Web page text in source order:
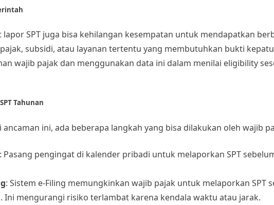
SPT juga bisa kehilangan kesempatan untuk mendapatkan
subsidi, atau layanan tertentu yang membutuhkan bukti
wajib pajak dan menggunakan data ini dalam menilai eligibility
Tahunan
ini, ada beberapa langkah yang bisa dilakukan oleh wajib
: Pasang pengingat di kalender pribadi untuk melaporkan SPT
: Sistem e-Filing memungkinkan wajib pajak untuk melaporkan SPT
Ini mengurangi risiko terlambat karena kendala waktu atau jarak.